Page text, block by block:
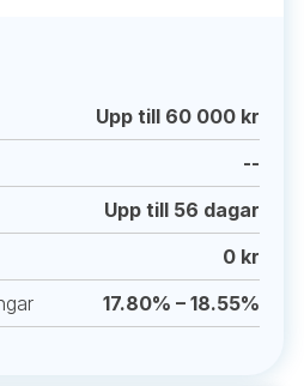
Upp till 60 000 kr
--
Upp till 56 dagar
0 kr
17.80% – 18.55%